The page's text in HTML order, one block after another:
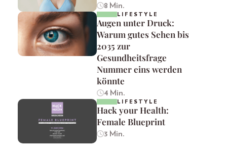
8 Min.
LIFESTYLE
Augen unter Druck:
Warum gutes Sehen bis
2035 zur
Gesundheitsfrage
Nummer eins werden
könnte
4 Min.
LIFESTYLE
Hack your Health:
Female Blueprint
3 Min.